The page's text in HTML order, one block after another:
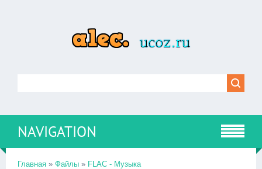
NAVIGATION
Главная » Файлы » FLAC - Музыка